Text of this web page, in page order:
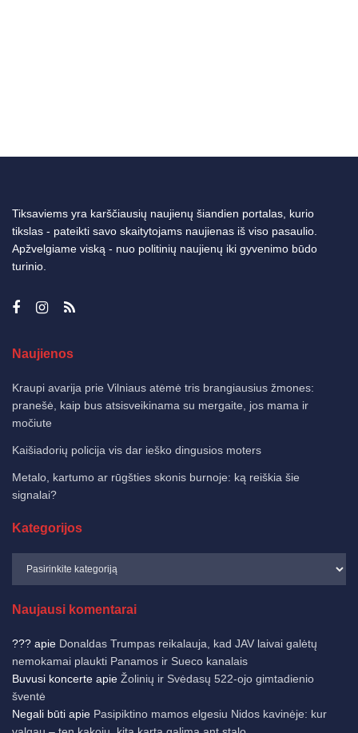
Tiksaviems yra karščiausių naujienų šiandien portalas, kurio
tikslas - pateikti savo skaitytojams naujienas iš viso pasaulio.
Apžvelgiame viską - nuo politinių naujienų iki gyvenimo būdo
turinio.
Naujienos
Kraupi avarija prie Vilniaus atėmė tris brangiausius žmones:
pranešė, kaip bus atsisveikinama su mergaite, jos mama ir
močiute
Kaišiadorių policija vis dar ieško dingusios moters
Metalo, kartumo ar rūgšties skonis burnoje: ką reiškia šie
signalai?
Kategorijos
Naujausi komentarai
??? apie Donaldas Trumpas reikalauja, kad JAV laivai galėtų
nemokamai plaukti Panamos ir Sueco kanalais
Buvusi koncerte apie Žolinių ir Svėdasų 522-ojo gimtadienio
šventė
Negali būti apie Pasipiktino mamos elgesiu Nidos kavinėje: kur